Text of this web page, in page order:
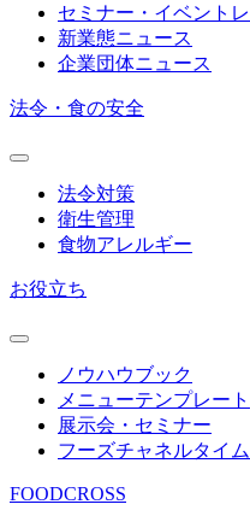
セミナー・イベント
新業態ニュース
企業団体ニュース
法令・食の安全
法令対策
衛生管理
食物アレルギー
お役立ち
ノウハウブック
メニューテンプレート
展示会・セミナー
フーズチャネルタイ
FOODCROSS